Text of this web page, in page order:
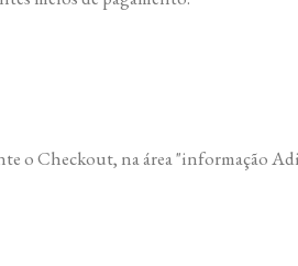
o Checkout, na área "informação